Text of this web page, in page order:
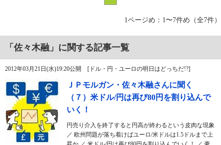
1ページめ：1〜7件め（全7件）
「佐々木融」に関する記事一覧
2012年03月21日(水)19:20公開 [ドル・円・ユーロの明日はどっちだ!?]
ＪＰモルガン・佐々木融さんに聞く
（７）米ドル/円は再び80円を割り込んで
いく！
円売り介入を終了すると円高が終わるという皮肉な現象
／ 欧州問題が落ち着けばユーロ/米ドルは1.5ドルまで上